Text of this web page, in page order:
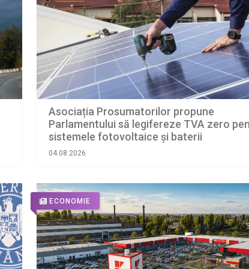
Asociația Prosumatorilor propune
Parlamentului să legifereze TVA zero
sistemele fotovoltaice și baterii
04.08.2026
ECONOMIE